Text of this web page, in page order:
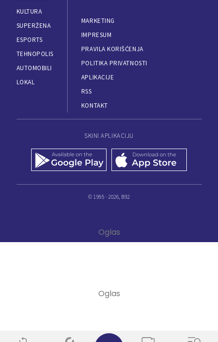
KULTURA
SUPERŽENA
ESPORTS
TEHNOPOLIS
AUTOMOBILI
LOKAL
MARKETING
IMPRESUM
PRAVILA KORIŠĆENJA
POLITIKA PRIVATNOSTI
APLIKACIJE
RSS
KONTAKT
SKINI APLIKACIJU
© 1995 - 2026, B92